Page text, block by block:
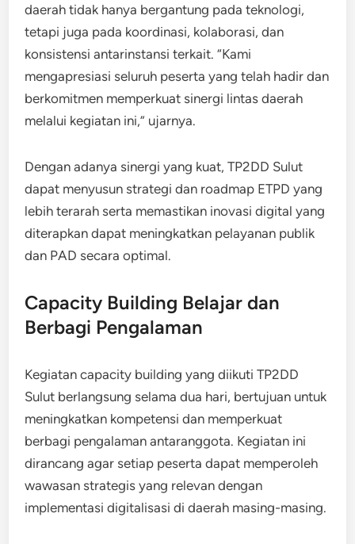
daerah tidak hanya bergantung pada teknologi,
tetapi juga pada koordinasi, kolaborasi, dan
konsistensi antarinstansi terkait. “Kami
mengapresiasi seluruh peserta yang telah hadir dan
berkomitmen memperkuat sinergi lintas daerah
melalui kegiatan ini,” ujarnya.
Dengan adanya sinergi yang kuat, TP2DD Sulut
dapat menyusun strategi dan roadmap ETPD yang
lebih terarah serta memastikan inovasi digital yang
diterapkan dapat meningkatkan pelayanan publik
dan PAD secara optimal.
Capacity Building Belajar dan
Berbagi Pengalaman
Kegiatan capacity building yang diikuti TP2DD
Sulut berlangsung selama dua hari, bertujuan untuk
meningkatkan kompetensi dan memperkuat
berbagi pengalaman antaranggota. Kegiatan ini
dirancang agar setiap peserta dapat memperoleh
wawasan strategis yang relevan dengan
implementasi digitalisasi di daerah masing-masing.